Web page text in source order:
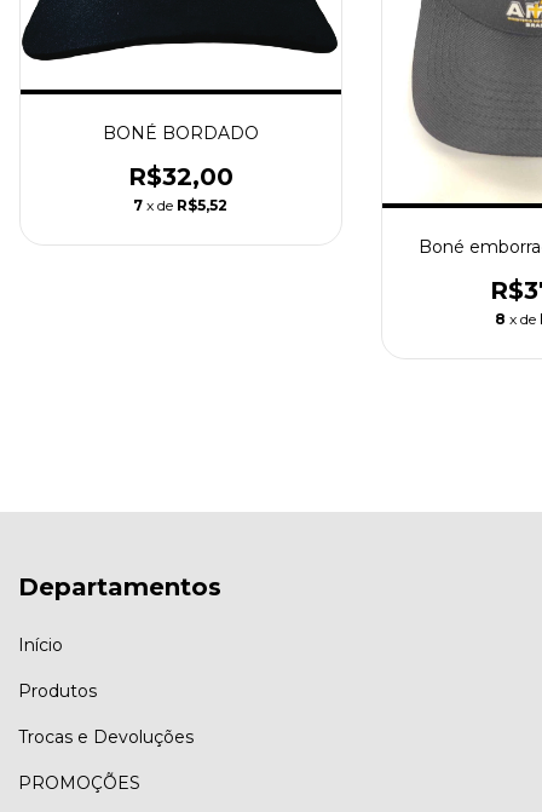
BONÉ BORDADO
R$32,00
7 x de R$5,52
Boné
8 x de
Departamentos
Início
Produtos
Trocas e Devoluções
PROMOÇÕES